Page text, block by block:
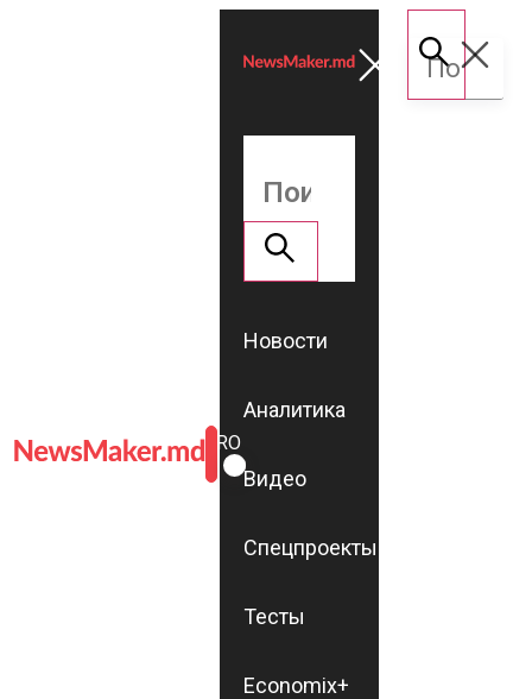
ROMÂNĂ
RU
Новости
Аналитика
Видео
Спецпроекты
Тесты
Economix+